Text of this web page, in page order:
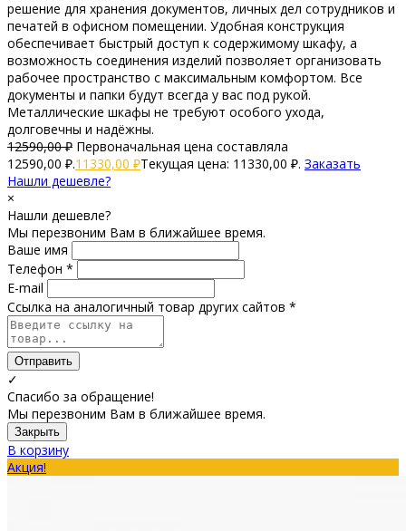
решение для хранения документов, личных дел сотрудников и
печатей в офисном помещении. Удобная конструкция
обеспечивает быстрый доступ к содержимому шкафу, а
возможность соединения изделий позволяет организовать
рабочее пространство с максимальным комфортом. Все
документы и папки будут всегда у вас под рукой.
Металлические шкафы не требуют особого ухода,
долговечны и надёжны.
12590,00₽ Первоначальная цена составляла
12590,00 ₽.11330,00 ₽Текущая цена: 11330,00 ₽. Заказать
Нашли дешевле?
×
Нашли дешевле?
Мы перезвоним Вам в ближайшее время.
Ваше имя
Телефон *
E-mail
Ссылка на аналогичный товар других сайтов *
Отправить
✓
Спасибо за обращение!
Мы перезвоним Вам в ближайшее время.
Закрыть
В корзину
Акция!